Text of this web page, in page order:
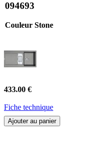
094693
Couleur Stone
433.00 €
Fiche technique
Ajouter au panier